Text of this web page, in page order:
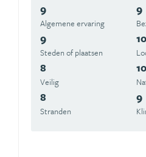
9
Algemene ervaring
9
9
Steden of plaatsen
10
8
Veilig
10
8
Stranden
9